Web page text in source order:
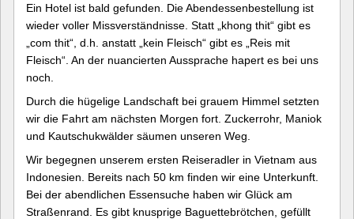
Ein Hotel ist bald gefunden. Die Abendessenbestellung ist
wieder voller Missverständnisse. Statt „khong thit“ gibt es
„com thit“, d.h. anstatt „kein Fleisch“ gibt es „Reis mit
Fleisch“. An der nuancierten Aussprache hapert es bei uns
noch.
Durch die hügelige Landschaft bei grauem Himmel setzten
wir die Fahrt am nächsten Morgen fort. Zuckerrohr, Maniok
und Kautschukwälder säumen unseren Weg.
Wir begegnen unserem ersten Reiseradler in Vietnam aus
Indonesien. Bereits nach 50 km finden wir eine Unterkunft.
Bei der abendlichen Essensuche haben wir Glück am
Straßenrand. Es gibt knusprige Baguettebrötchen, gefüllt